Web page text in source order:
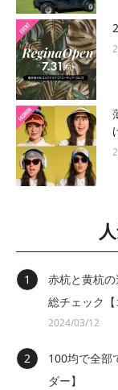
赤杭と黄杭
総チェック【
2024/03/12
100均で全部
ダー】